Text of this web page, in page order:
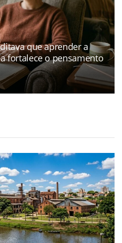
que aprender a
fortalece o pensamento